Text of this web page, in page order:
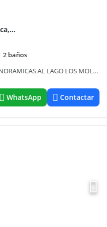
5FVH+73 Villas Ciudad de América, Argentina 100, Piso 00
2 baños
CASA DE CATEGORIA CON VISTAS PANORAMICAS AL LAGO LOS MOLINOS EN VILLA CIUDAD DE AMÉRICA 887
WhatsApp Contactar